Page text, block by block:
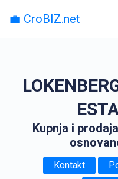
💼 CroBIZ.net
Kupnja i
Kontakt